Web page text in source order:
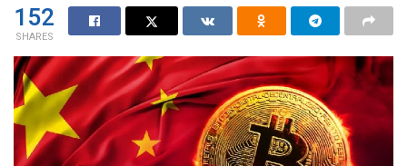
152
SHARES